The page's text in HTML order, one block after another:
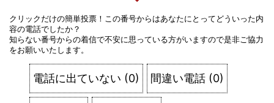
クリックだけの簡単投票！この番号からはあなたにとってどういった内
容の電話でしたか？
知らない番号からの着信で不安に思っている方がいますので是非ご協力
をお願いいたします。
電話に出ていない (0) 間違い電話 (0)